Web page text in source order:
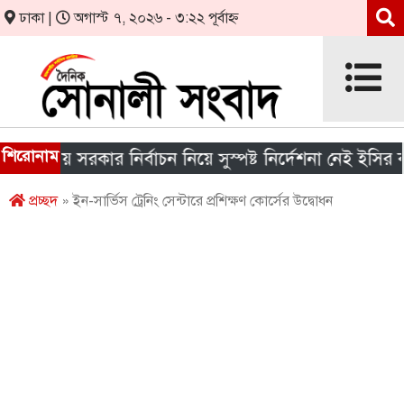
ঢাকা | অগাস্ট ৭, ২০২৬ - ৩:২২ পূর্বাহ্ন
শিরোনামসরকার নির্বাচন নিয়ে সুস্পষ্ট নির্দেশনা নেই ইসির কাছে
প্রচ্ছদ» ইন-সার্ভিস ট্রেনিং সেন্টারে প্রশিক্ষণ কোর্সের উদ্বোধন